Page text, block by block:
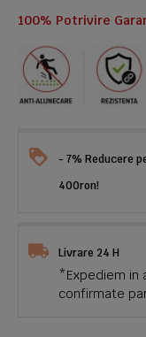
100% Potrivire
- 7% Reducere
400ron!
Livrare 24 H
*Expediem in
confirmate